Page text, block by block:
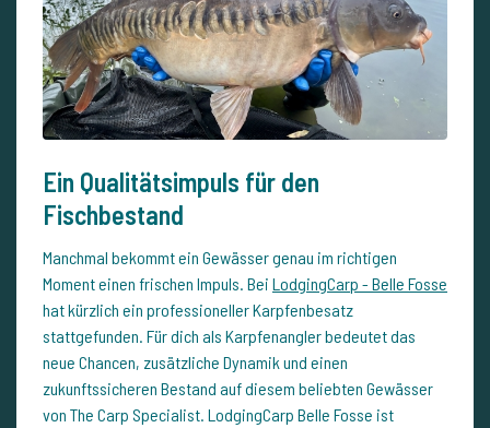
Ein Qualitätsimpuls für den
Fischbestand
Manchmal bekommt ein Gewässer genau im richtigen
Moment einen frischen Impuls. Bei LodgingCarp - Belle Fosse
hat kürzlich ein professioneller Karpfenbesatz
stattgefunden. Für dich als Karpfenangler bedeutet das
neue Chancen, zusätzliche Dynamik und einen
zukunftssicheren Bestand auf diesem beliebten Gewässer
von The Carp Specialist. LodgingCarp Belle Fosse ist